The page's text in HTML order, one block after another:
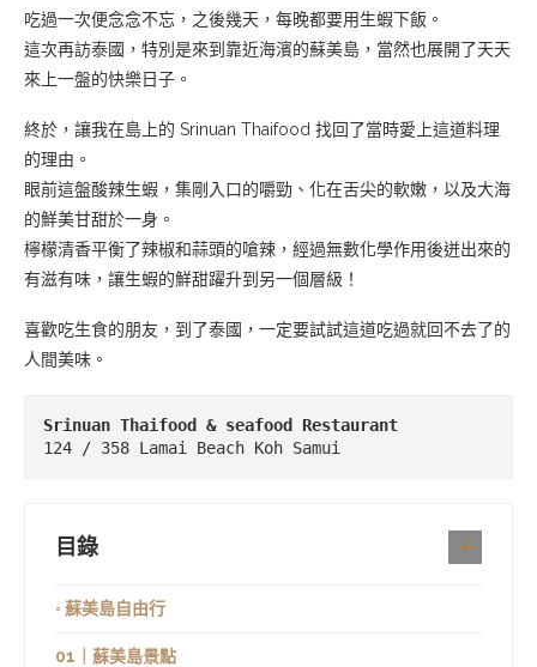
吃過一次便念念不忘，之後幾天，每晚都要用生蝦下飯。
這次再訪泰國，特別是來到靠近海濱的蘇美島，當然也展開了天天
來上一盤的快樂日子。
終於，讓我在島上的 Srinuan Thaifood 找回了當時愛上這道料理
的理由。
眼前這盤酸辣生蝦，集剛入口的嚼勁、化在舌尖的軟嫩，以及大海
的鮮美甘甜於一身。
檸檬清香平衡了辣椒和蒜頭的嗆辣，經過無數化學作用後迸出來的
有滋有味，讓生蝦的鮮甜躍升到另一個層級！
喜歡吃生食的朋友，到了泰國，一定要試試這道吃過就回不去了的
人間美味。
Srinuan Thaifood & seafood Restaurant
124 / 358 Lamai Beach Koh Samui
目錄
◦ 蘇美島自由行
01｜蘇美島景點